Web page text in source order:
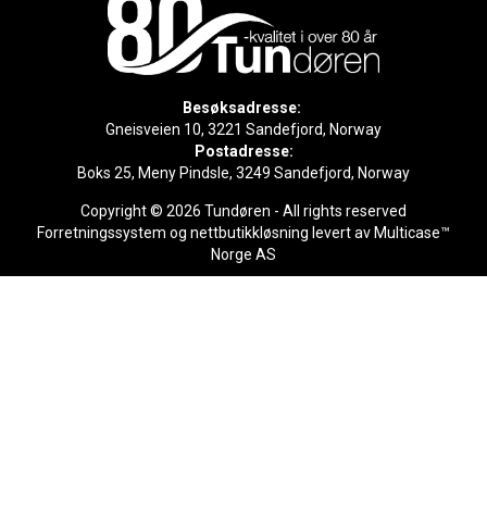
Besøksadresse:
Gneisveien 10, 3221 Sandefjord, Norway
Postadresse:
Boks 25, Meny Pindsle, 3249 Sandefjord, Norway
Copyright © 2026 Tundøren - All rights reserved
Forretningssystem og nettbutikkløsning levert av Multicase™
Norge AS